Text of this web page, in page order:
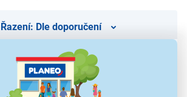
Řazení: Dle doporučení
pouze ilustrativní a technické specifikace se